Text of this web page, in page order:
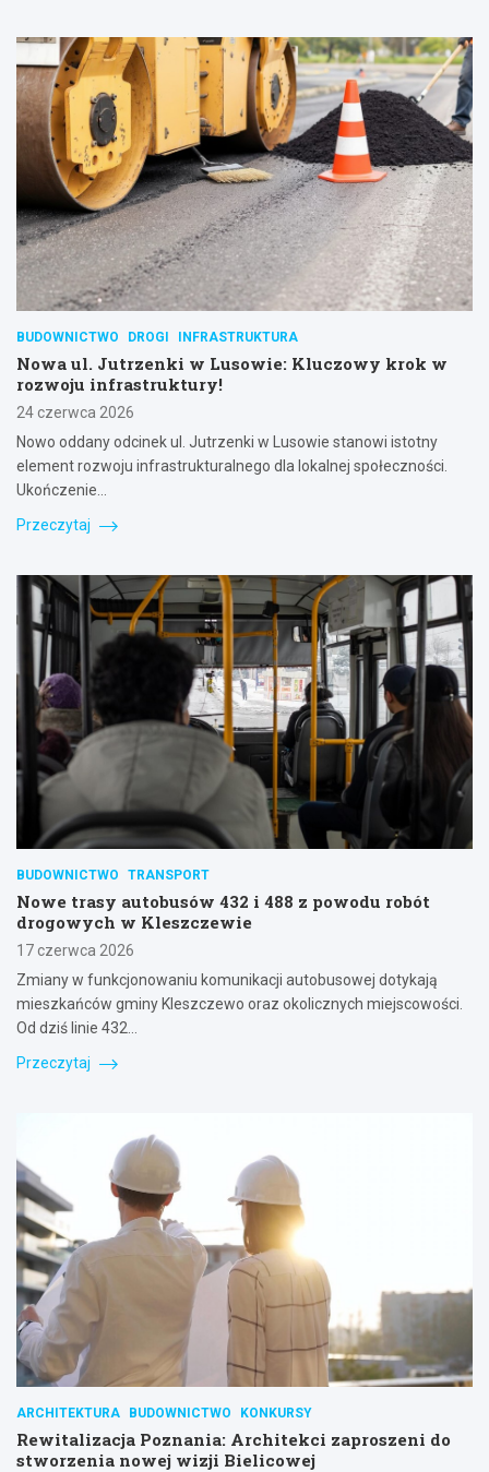
BUDOWNICTWO DROGI INFRASTRUKTURA
Nowa ul. Jutrzenki w Lusowie: Kluczowy krok w
rozwoju infrastruktury!
24 czerwca 2026
Nowo oddany odcinek ul. Jutrzenki w Lusowie stanowi istotny
element rozwoju infrastrukturalnego dla lokalnej społeczności.
Ukończenie…
Przeczytaj
BUDOWNICTWO TRANSPORT
Nowe trasy autobusów 432 i 488 z powodu robót
drogowych w Kleszczewie
17 czerwca 2026
Zmiany w funkcjonowaniu komunikacji autobusowej dotykają
mieszkańców gminy Kleszczewo oraz okolicznych miejscowości.
Od dziś linie 432…
Przeczytaj
ARCHITEKTURA BUDOWNICTWO KONKURSY
Rewitalizacja Poznania: Architekci zaproszeni do
stworzenia nowej wizji Bielicowej